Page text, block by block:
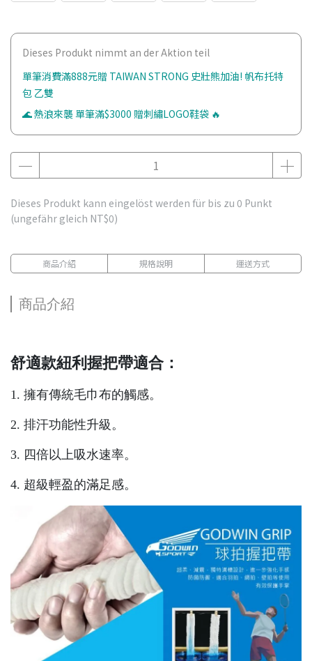
Dieses Produkt nimmt an der Aktion teil
單筆消費滿888元贈 TAIWAN STRONG 史壯熊加油! 帆布托特
包 乙雙
🌊 熱浪來襲 單筆滿$3000 贈刺繡LOGO鞋袋 🔥
Dieses Produkt kann eingelöst werden für bis zu 0 Punkt
(ungefähr gleich NT$0)
商品介紹 規格說明 運送方式
商品介紹
舒適款紐利握把帶適合：
1. 擁有傳統毛巾布的觸感。
2. 排汗功能性升級。
3. 四倍以上吸水速率。
4. 超級輕盈的滿足感。